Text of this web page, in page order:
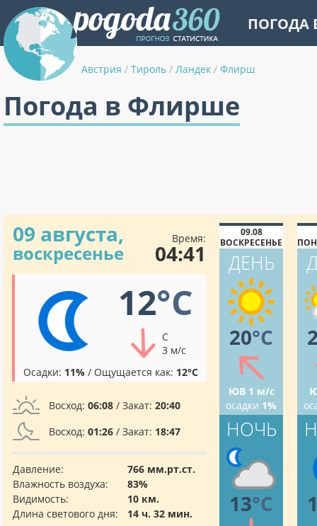
ПОГОДА
Австрия / Тироль / Ландек / Флирш
Погода в Флирше
09 августа,
воскресенье
Время:
04:41
12°C
С
3 м/с
Осадки: 11% / Ощущается как: 12°C
Восход: 06:08 / Закат: 20:40
Восход: 01:26 / Закат: 18:47
Давление:
766 мм.рт.ст.
Влажность воздуха:
83%
Видимость:
10 км.
Длина светового дня:
14 ч. 32 мин.
09.08
ВОСКРЕСЕНЬЕ
ДЕНЬ
20°C
ЮВ 1 м/с
осадки 1%
НОЧЬ
13°C